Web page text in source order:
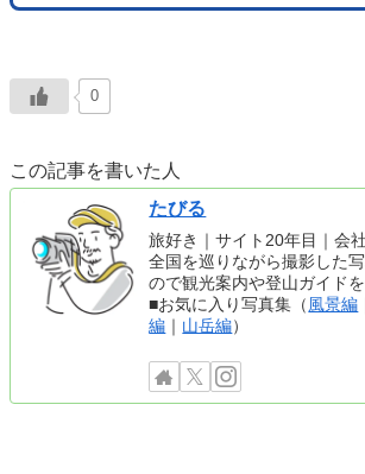
0
この記事を書いた人
たびる
旅好き｜サイト20年目｜会
全国を巡りながら撮影した
ので観光案内や登山ガイドを
■お気に入り写真集（ 風景編
編 ｜ 山岳編）